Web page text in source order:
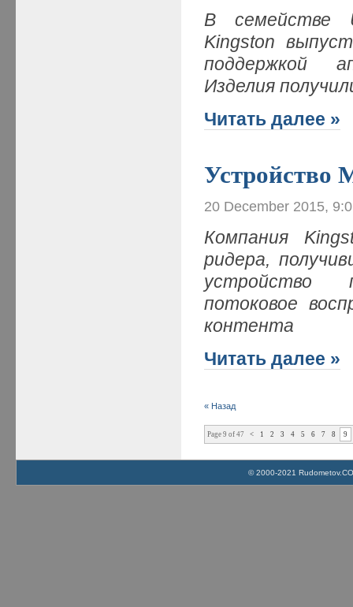
В семействе
Kingston
поддержкой
Изделия
Читать далее »
Устройство
20 December 2015,
Компания
ридера,
устройство
потоковое
контента
Читать далее »
« Назад
Page 9 of 47 < 1 2 3 4 5 6 7 8 9
© 2000-2021